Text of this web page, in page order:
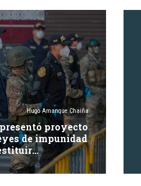
Hugo Amanque Chaiña
proyecto
de impunidad
ordinaria